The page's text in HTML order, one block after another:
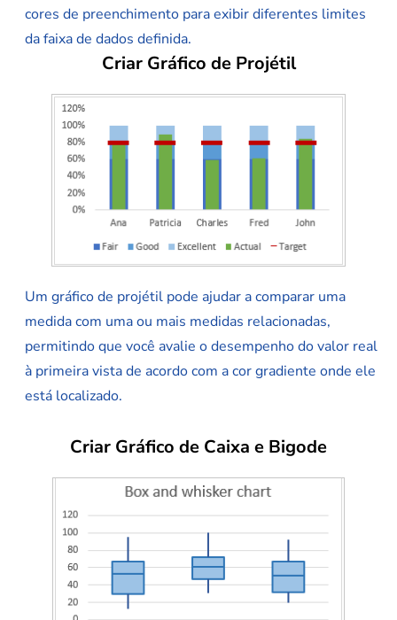
cores de preenchimento para exibir diferentes limites
da faixa de dados definida.
Criar Gráfico de Projétil
Um gráfico de projétil pode ajudar a comparar uma
medida com uma ou mais medidas relacionadas,
permitindo que você avalie o desempenho do valor real
à primeira vista de acordo com a cor gradiente onde ele
está localizado.
Criar Gráfico de Caixa e Bigode